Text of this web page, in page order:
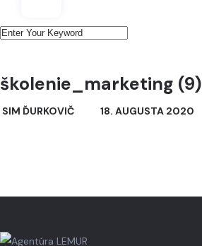
SIM ĎURKOVIČ 18. AUGUSTA 2020
školenie_marketing (9)